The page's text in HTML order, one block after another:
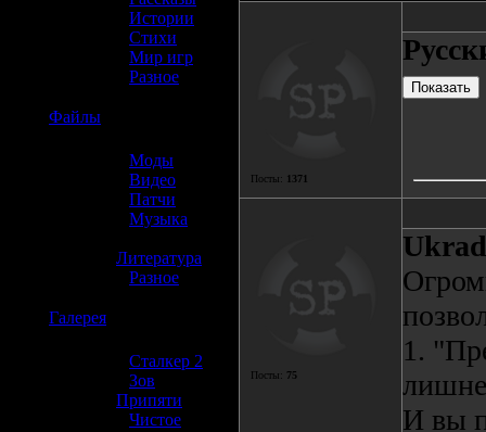
Истории
Стихи
Мир игр
Разное
Файлы
Моды
Видео
Патчи
Музыка
Литература
Разное
Галерея
Сталкер 2
Зов
Припяти
Чистое
Посты: 1371
Посты: 75
1.
И вы